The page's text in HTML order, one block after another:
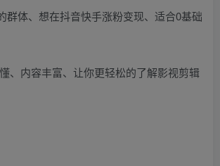
群体、想在抖音快手涨粉变现、适合0基础
、内容丰富、让你更轻松的了解影视剪辑